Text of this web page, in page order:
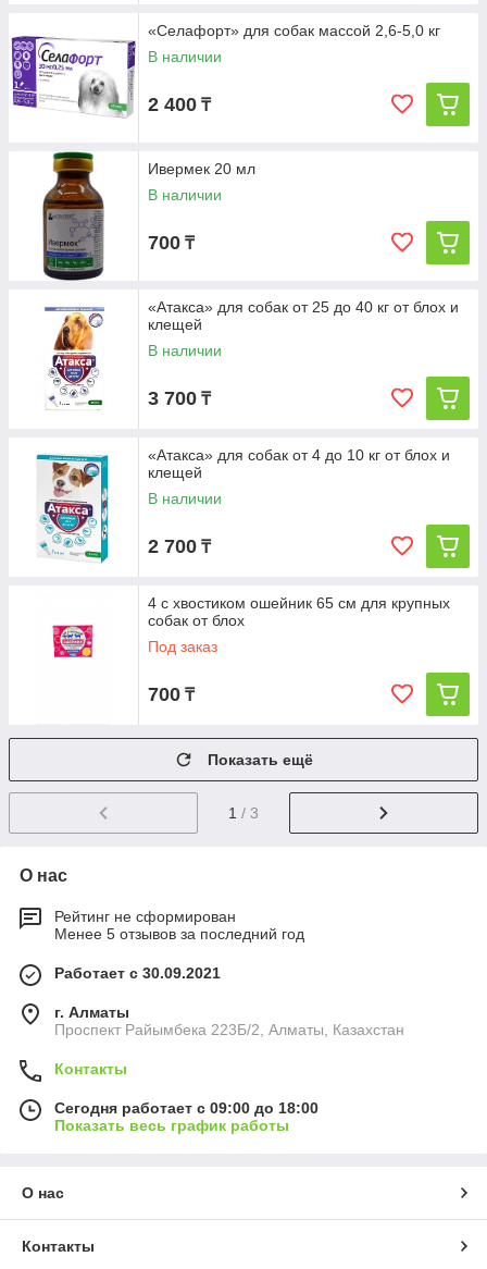
«Селафорт» для собак массой 2,6-5,0 кг
В наличии
2 400 ₸
Ивермек 20 мл
В наличии
700 ₸
«Атакса» для собак от 25 до 40 кг от блох и
клещей
В наличии
3 700 ₸
«Атакса» для собак от 4 до 10 кг от блох и
клещей
В наличии
2 700 ₸
4 с хвостиком ошейник 65 см для крупных
собак от блох
Под заказ
700 ₸
Показать ещё
1 / 3
О нас
Рейтинг не сформирован
Менее 5 отзывов за последний год
Работает с 30.09.2021
г. Алматы
Проспект Райымбека 223Б/2, Алматы, Казахстан
Контакты
Сегодня работает с 09:00 до 18:00
Показать весь график работы
О нас
Контакты